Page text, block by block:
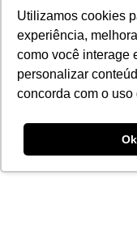
Utilizamos cookies
experiência,
como você interage
personalizar
concorda com o uso
Como funciona
Onde estudar
Segunda via
Seja parceiro